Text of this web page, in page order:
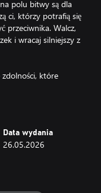
polu bitwy są dla
ci, którzy potrafią się
przeciwnika. Walcz,
i wracaj silniejszy z
które
Każdy
polu bitwy, więc
systemy
Data wydania
26.05.2026